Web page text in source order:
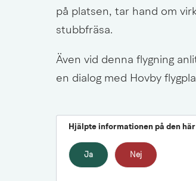
på platsen, tar hand om
stubbfräsa.
Även vid denna flygning
en dialog med Hovby
Hjälpte informationen på den här
Ja Nej